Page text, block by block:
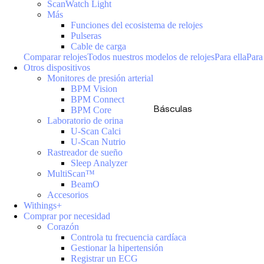
Básculas
ScanWatch Light
Más
Funciones del ecosistema de relojes
Pulseras
Cable de carga
Comparar relojesTodos nuestros modelos de relojesPara ella
Otros dispositivos
Monitores de presión arterial
BPM Vision
BPM Connect
BPM Core
Laboratorio de orina
U-Scan Calci
U-Scan Nutrio
Rastreador de sueño
Sleep Analyzer
MultiScan™
BeamO
Accesorios
Withings+
Comprar por necesidad
Corazón
Controla tu frecuencia cardíaca
Gestionar la hipertensión
Registrar un ECG